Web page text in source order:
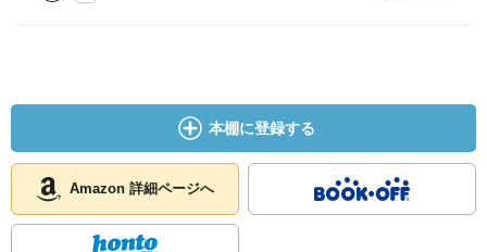
本棚に登録する
Amazon 詳細ページへ